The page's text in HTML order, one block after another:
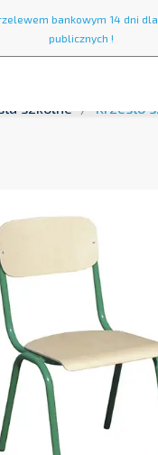
bankowym 14 dni
publicznych !
szkolne
Krzesło